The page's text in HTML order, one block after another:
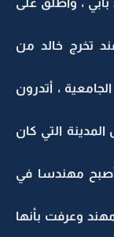
، وأطلق على
تخرج خالد من
، أتدرون
التي كان
مهندسا في
وعرفت بأنها